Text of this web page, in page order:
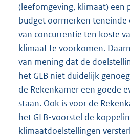
(leefomgeving, klimaat) een
budget oormerken teneinde
van concurrentie ten koste
klimaat te voorkomen.
van mening dat de
het GLB niet duidelijk
de Rekenkamer een goede
staan. Ook is voor de
het GLB-voorstel de
klimaatdoelstellingen